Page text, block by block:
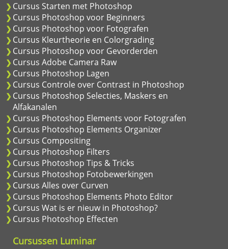
Cursus Starten met Photoshop
Cursus Photoshop voor Beginners
Cursus Photoshop voor Fotografen
Cursus Kleurtheorie en Colorgrading
Cursus Photoshop voor Gevorderden
Cursus Adobe Camera Raw
Cursus Photoshop Lagen
Cursus Controle over Contrast in Photoshop
Cursus Photoshop Selecties, Maskers en
Alfakanalen
Cursus Photoshop Elements voor Fotografen
Cursus Photoshop Elements Organizer
Cursus Compositing
Cursus Photoshop Filters
Cursus Photoshop Tips & Tricks
Cursus Photoshop Fotobewerkingen
Cursus Alles over Curven
Cursus Photoshop Elements Photo Editor
Cursus Wat is er nieuw in Photoshop?
Cursus Photoshop Effecten
Cursussen Luminar